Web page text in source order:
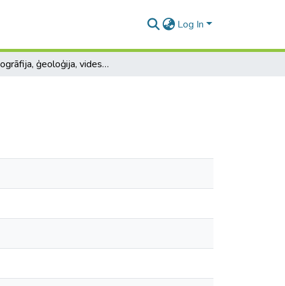
Log In
Ģeogrāfija, ģeoloģija, vides zinātne: referātu tēzes